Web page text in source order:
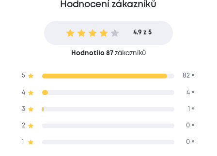
Hodnocení zákazníků
4.9 z 5
Hodnotilo 87zákazníků
5 82 ×
4 4 ×
3 1 ×
2 0 ×
0 ×